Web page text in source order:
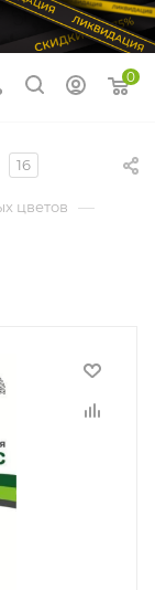
0
16
цветов —